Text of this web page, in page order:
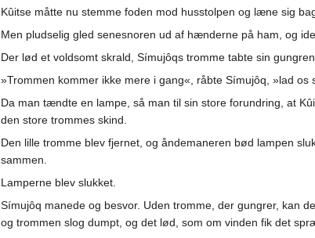
Kûitse måtte nu stemme foden mod husstolpen og læne sig
Men pludselig gled senesnoren ud af hænderne på ham, og
Der lød et voldsomt skrald, Símujôqs tromme tabte sin
»Trommen kommer ikke mere i gang«, råbte Símujôq, »lad os
Da man tændte en lampe, så man til sin store forundring, at
den store trommes skind.
Den lille tromme blev fjernet, og åndemaneren bød lampen
sammen.
Lamperne blev slukket.
Símujôq manede og besvor. Uden tromme, der gungrer, kan
og trommen slog dumpt, og det lød, som om vinden fik det